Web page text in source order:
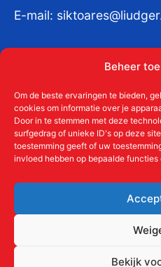
Beheer
Om de beste ervaringen te bieden,
cookies om informatie over je
Door in te stemmen met deze
surfgedrag of unieke ID's op deze
toestemming geeft of uw
invloed hebben op bepaalde functies
Bekijk
E-mail:
KvKnr:41011712
Meer over de
Aanmelden als donateur
ANBI
Contact